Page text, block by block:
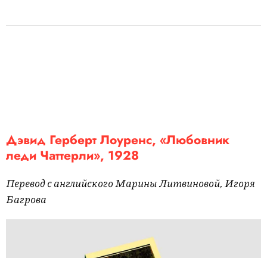
Дэвид Герберт Лоуренс, «Любовник
леди Чаттерли», 1928
Перевод с английского Марины Литвиновой, Игоря
Багрова